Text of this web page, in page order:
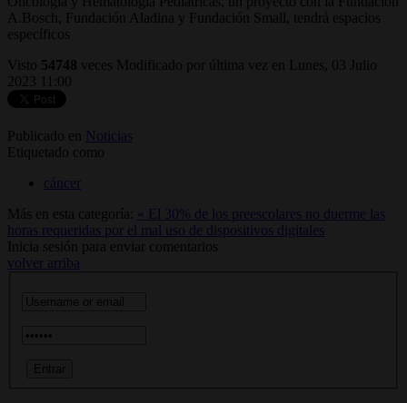
A.Bosch, Fundación Aladina y Fundación Small, tendrá espacios
específicos
Visto 54748 veces Modificado por última vez en Lunes, 03 Julio
2023 11:00
Publicado en
Noticias
Etiquetado como
cáncer
Más en esta categoría: « El 30% de los preescolares no duerme las
horas requeridas por el mal uso de dispositivos digitales
Inicia sesión para enviar comentarios
volver arriba